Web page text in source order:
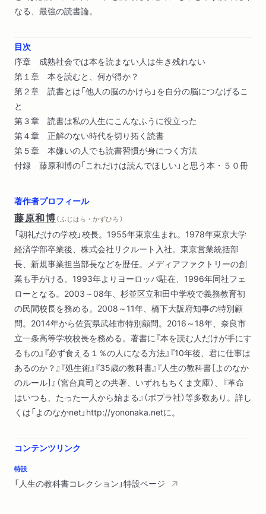
なる、最強の読書論。
目次
序章 成熟社会では本を読まない人は生き残れない
第１章 本を読むと、何が得か？
第２章 読書とは「他人の脳のかけら」を自分の脳につなげるこ
と
第３章 読書は私の人生にこんなふうに役立った
第４章 正解のない時代を切り拓く読書
第５章 本嫌いの人でも読書習慣が身につく方法
付録 藤原和博の「これだけは読んでほしい」と思う本・５０冊
著作者プロフィール
藤原和博（ ふじはら・かずひろ ）
「朝礼だけの学校」校長。1955年東京生まれ。1978年東京大学
経済学部卒業後、株式会社リクルート入社。東京営業統括部
長、新規事業担当部長などを歴任。メディアファクトリーの創
業も手がける。1993年よりヨーロッパ駐在、1996年同社フェ
ローとなる。2003～08年、杉並区立和田中学校で義務教育初
の民間校長を務める。2008～11年、橋下大阪府知事の特別顧
問。2014年から佐賀県武雄市特別顧問。2016～18年、奈良市
立一条高等学校校長を務める。著書に『本を読む人だけが手にす
るもの』『必ず食える１％の人になる方法』『10年後、君に仕事は
あるのか？』『処生術』『35歳の教科書』『人生の教科書［よのなか
のルール］』（宮台真司との共著、いずれもちくま文庫）、『革命
はいつも、たった一人から始まる』（ポプラ社）等多数あり。詳し
くは「よのなかnet」http://yononaka.netに。
コンテンツリンク
特設
「人生の教科書コレクション」特設ページ